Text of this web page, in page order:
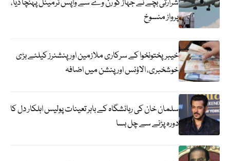
شرارتی بچے نے جہاز کو رن وے سے واپس ٹرمینل پہنچا دیا،
پرواز منسوخ
خیبرپختونخوا کے سرکاری ملازمین اور پنشنرز کیلئے بڑی
خوشخبری، الاؤنس اور پنشن میں اضافہ
سلمان خان کی رہائشگاہ کے باہر تعینات پولیس اہلکار دل کا
دورہ پڑنے سے چل بسا